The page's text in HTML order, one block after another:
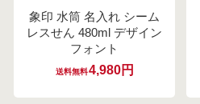
象印 水筒 名入れ シーム
レスせん 480ml デザイン
フォント
送料無料4,980円